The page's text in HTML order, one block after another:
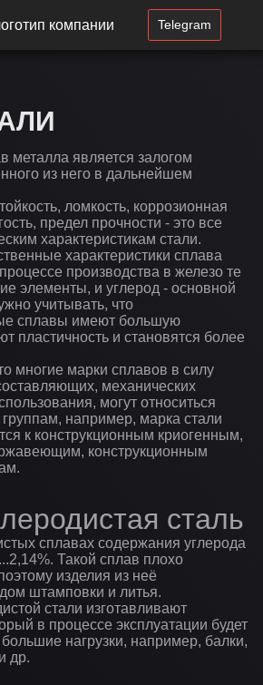
Telegram
металла является залогом
из него в дальнейшем
ломкость, коррозионная
предел прочности - это все
характеристикам стали.
характеристики сплава
производства в железо те
элементы, и углерод - основной
учитывать, что
сплавы имеют большую
пластичность и становятся более
многие марки сплавов в силу
механических
могут относиться
группам, например, марка стали
к конструкционным криогенным,
конструкционным
сталь
сплавах содержания углерода
Такой сплав плохо
изделия из неё
штамповки и литья.
стали изготавливают
в процессе эксплуатации будет
нагрузки, например, балки,
др.